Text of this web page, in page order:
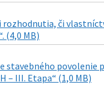
rozhodnutia, či
(4,0 MB)
stavebného povolenie
– III. Etapa“ (1,0 MB)